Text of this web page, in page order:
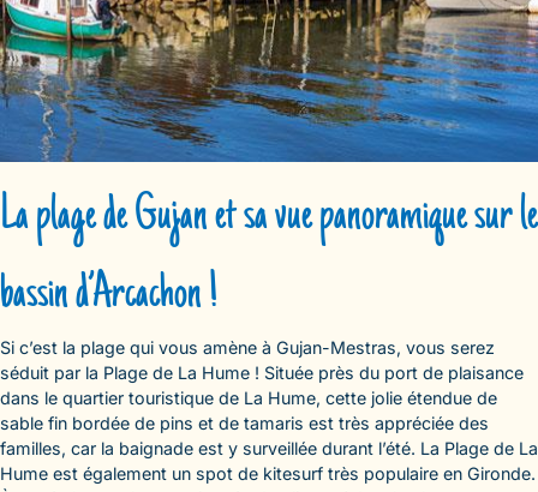
La plage de Gujan et sa vue panoramique sur le
bassin d’Arcachon !
Si c’est la plage qui vous amène à Gujan-Mestras, vous serez
séduit par la Plage de La Hume ! Située près du port de plaisance
dans le quartier touristique de La Hume, cette jolie étendue de
sable fin bordée de pins et de tamaris est très appréciée des
familles, car la baignade est y surveillée durant l’été. La Plage de La
Hume est également un spot de kitesurf très populaire en Gironde.